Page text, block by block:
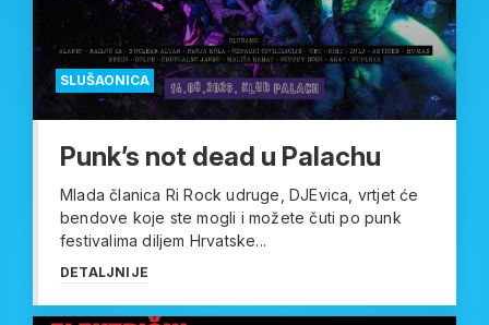
SLUŠAONICA
Punk’s not dead u Palachu
Mlada članica Ri Rock udruge, DJEvica, vrtjet će
bendove koje ste mogli i možete čuti po punk
festivalima diljem Hrvatske...
DETALJNIJE